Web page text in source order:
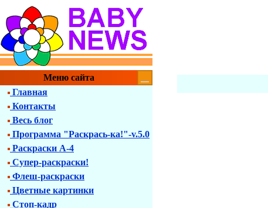
Меню сайта
Главная
Контакты
Весь блог
Программа "Раскрась-ка!"-v.5.0
Раскраски А-4
Супер-раскраски!
Флеш-раскраски
Цветные картинки
Стоп-кадр